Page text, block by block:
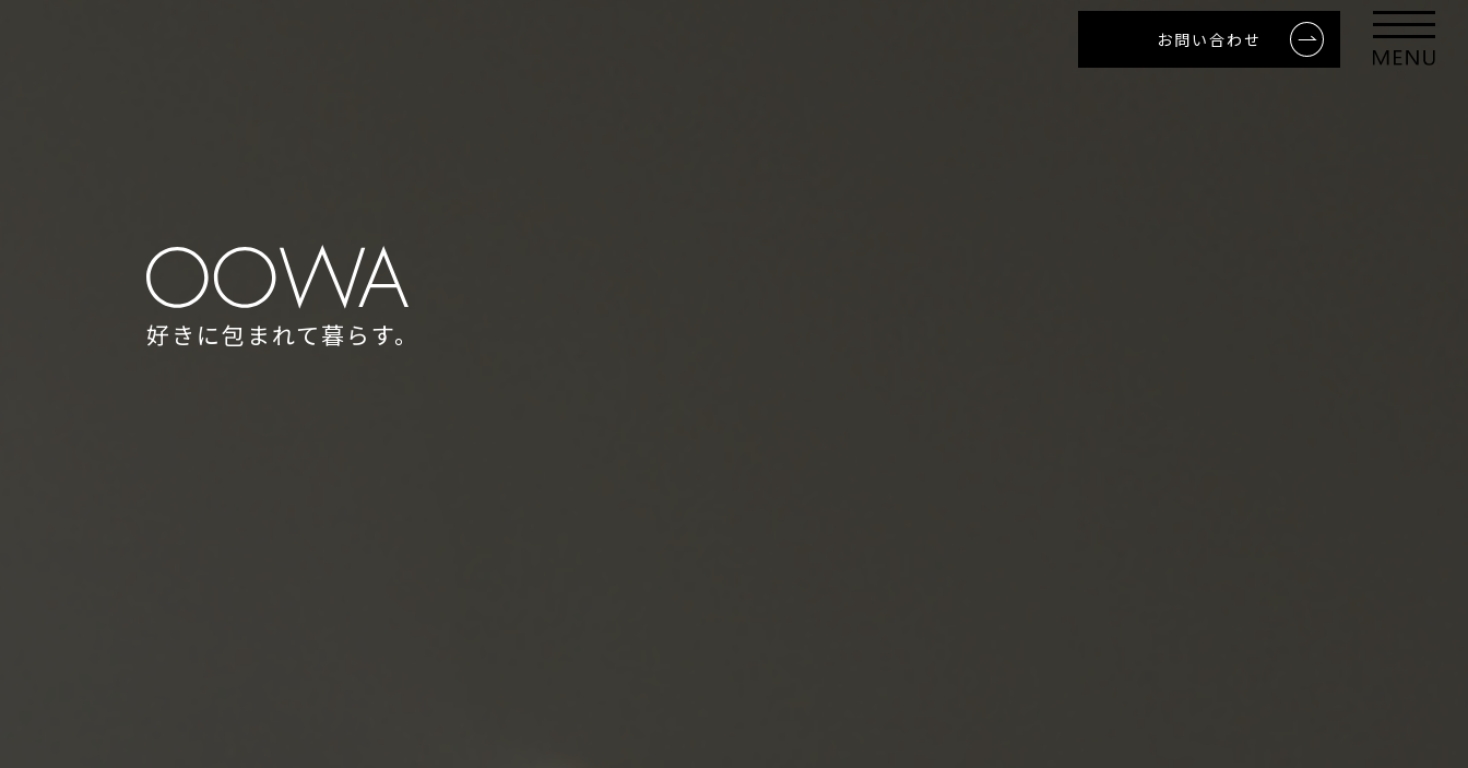
お問い合わせ
好きに包まれて暮らす。